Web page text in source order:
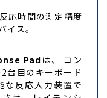
応時間の測定精度
ス。
Pad は、 コン
台目のキーボード
な反応入力装置で